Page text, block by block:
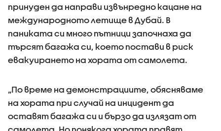
принуден да направи извънредно кацане на
международното летище в Дубай. В
паниката си много пътници започнаха да
търсят багажа си, което постави в риск
евакуирането на хората от самолета.
„По време на демонстрациите, обясняваме
на хората при случай на инцидент да
оставят багажа си и бързо да излязат от